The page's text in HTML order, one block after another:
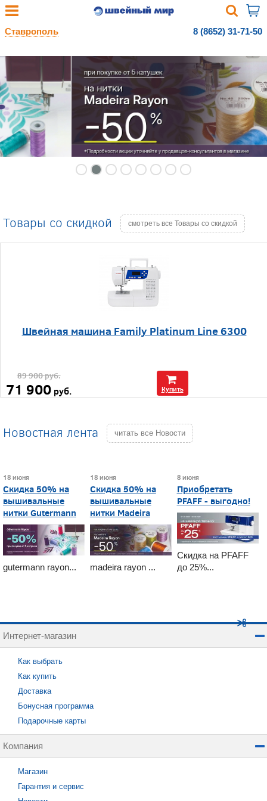
Ставрополь 8 (8652) 31-71-50
Товары со скидкой смотреть все Товары со скидкой
Швейная машина Family Platinum Line 6300
89 900руб.
71 900 руб. Купить
Новостная лента читать все Новости
18 июня
Скидка 50% на
вышивальные
нитки Gutermann
gutermann rayon...
18 июня
Скидка 50% на
вышивальные
нитки Madeira
madeira rayon ...
8 июня
Приобретать
PFAFF - выгодно!
Скидка на PFAFF
до 25%...
Интернет-магазин
Как выбрать
Как купить
Доставка
Бонусная программа
Подарочные карты
Компания
Магазин
Гарантия и сервис